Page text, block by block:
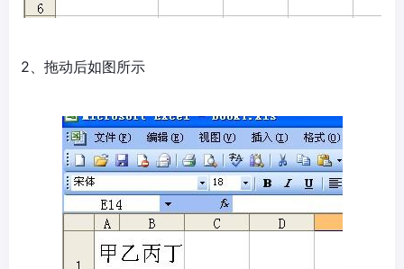
2、拖动后如图所示